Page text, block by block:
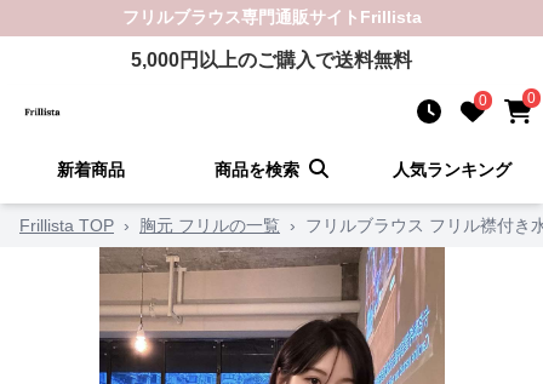
フリルブラウス専門通販サイト Frillista
5,000円以上のご購入で送料無料
0 0
新着商品 商品を検索 人気ランキング
Frillista TOP › 胸元 フリルの一覧 › フリルブラウス フリル襟付き